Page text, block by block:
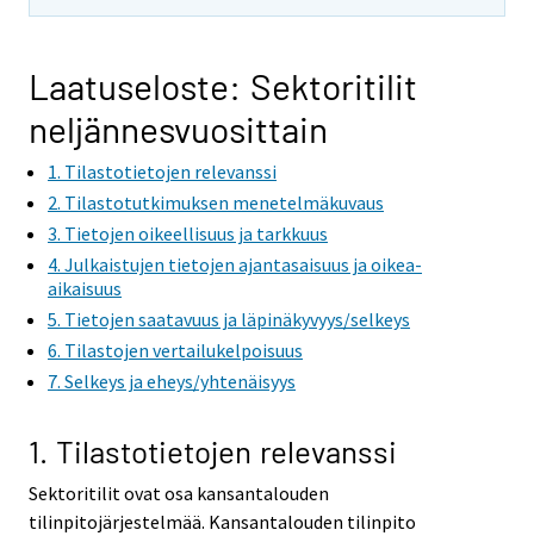
Laatuseloste: Sektoritilit
neljännesvuosittain
1. Tilastotietojen relevanssi
2. Tilastotutkimuksen menetelmäkuvaus
3. Tietojen oikeellisuus ja tarkkuus
4. Julkaistujen tietojen ajantasaisuus ja oikea-
aikaisuus
5. Tietojen saatavuus ja läpinäkyvyys/selkeys
6. Tilastojen vertailukelpoisuus
7. Selkeys ja eheys/yhtenäisyys
1. Tilastotietojen relevanssi
Sektoritilit ovat osa kansantalouden
tilinpitojärjestelmää. Kansantalouden tilinpito